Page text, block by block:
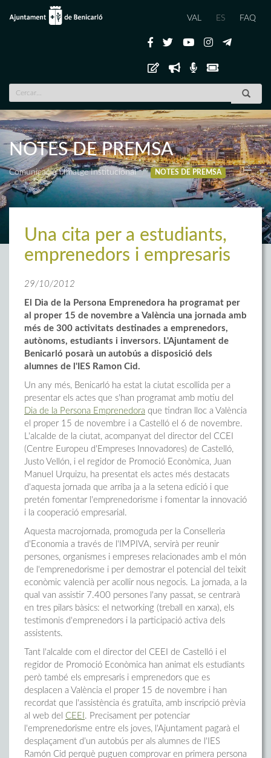
VAL ES FAQ
NOTES DE PREMSA
Comunicació i Imatge Institucional NOTES DE PREMSA
Una cita per a estudiants,
emprenedors i empresaris
29/10/2012
El Dia de la Persona Emprenedora ha programat per
al proper 15 de novembre a València una jornada amb
més de 300 activitats destinades a emprenedors,
autònoms, estudiants i inversors. L'Ajuntament de
Benicarló posarà un autobús a disposició dels
alumnes de l'IES Ramon Cid.
Un any més, Benicarló ha estat la ciutat escollida per a
presentar els actes que s'han programat amb motiu del
Dia de la Persona Emprenedora que tindran lloc a València
el proper 15 de novembre i a Castelló el 6 de novembre.
L'alcalde de la ciutat, acompanyat del director del CCEI
(Centre Europeu d'Empreses Innovadores) de Castelló,
Justo Vellón, i el regidor de Promoció Econòmica, Juan
Manuel Urquizu, ha presentat els actes més destacats
d'aquesta jornada que arriba ja a la setena edició i que
pretén fomentar l'emprenedorisme i fomentar la innovació
i la cooperació empresarial.
Aquesta macrojornada, promoguda per la Conselleria
d'Economia a través de l'IMPIVA, servirà per reunir
persones, organismes i empreses relacionades amb el món
de l'emprenedorisme i per demostrar el potencial del teixit
econòmic valencià per acollir nous negocis. La jornada, a la
qual van assistir 7.400 persones l'any passat, se centrarà
en tres pilars bàsics: el networking (treball en xarxa), els
testimonis d'emprenedors i la participació activa dels
assistents.
Tant l'alcalde com el director del CEEI de Castelló i el
regidor de Promoció Econòmica han animat els estudiants
però també els empresaris i emprenedors que es
desplacen a València el proper 15 de novembre i han
recordat que l'assistència és gratuïta, amb inscripció prèvia
al web del CEEI . Precisament per potenciar
l'emprenedorisme entre els joves, l'Ajuntament pagarà el
desplaçament d'un autobús per als alumnes de l'IES
Ramón Cid perquè puguen comprovar en primera persona